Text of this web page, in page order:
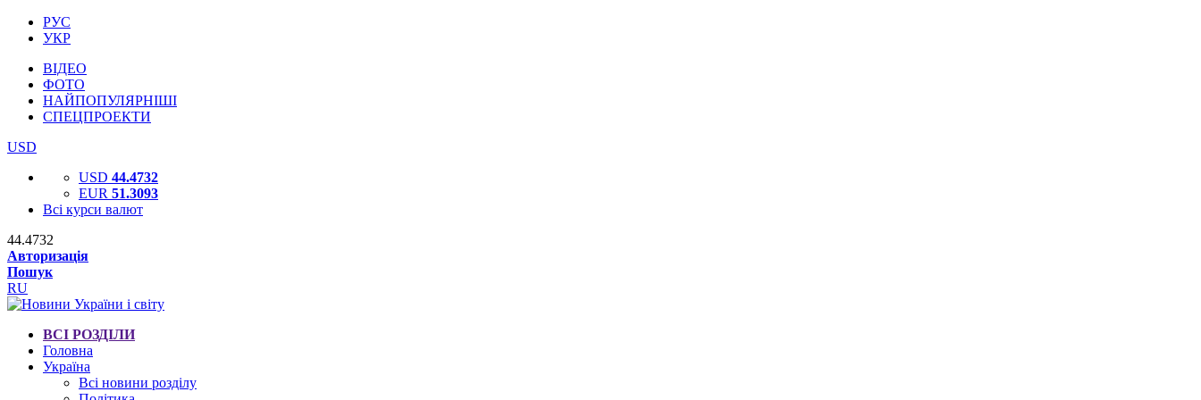
РУС
УКР
ВІДЕО
ФОТО
НАЙПОПУЛЯРНІШІ
СПЕЦПРОЕКТИ
USD
USD 44.4732
EUR 51.3093
Всі курси валют
44.4732
Авторизація
Пошук
RU
ВСІ РОЗДІЛИ
Головна
Україна
Всі новини розділу